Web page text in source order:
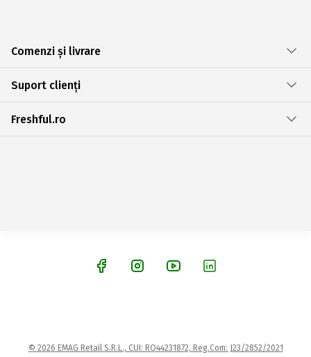
Comenzi și livrare
Suport clienți
Freshful.ro
© 2026 EMAG Retail S.R.L., CUI: RO44231872, Reg.Com: J23/2852/2021